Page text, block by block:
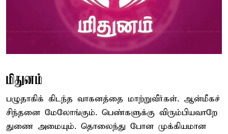
மிதுனம்
பழுதாகிக் கிடந்த வாகனத்தை மாற்றுவீர்கள். ஆன்மீகச்
சிந்தனை மேலோங்கும். பெண்களுக்கு விரும்பியவாறே
துணை அமையும். தொலைந்து போன முக்கியமான